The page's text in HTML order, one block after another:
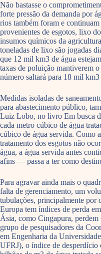
Não bastasse o
forte pressão da demanda por
rios também foram e
provenientes de esgotos, lixo
insumos químicos da
toneladas de lixo são jogadas
que 12 mil km3 de água
taxas de poluição mantiverem
número saltará para 18 mil
Medidas isoladas de
para abastecimento público,
Luiz Lobo, no livro Em busca
cada metro cúbico de água
cúbico de água servida. Como
tratamento dos esgotos não
água, a água servida antes
afins — passa a ter como
Para agravar ainda mais o
falta de gerenciamento, um
tubulações, principalmente por
Europa tem índices de perda
Ásia, como Cingapura,
grupo de pesquisadores da
em Engenharia da
UFRJ), o índice de desperdício